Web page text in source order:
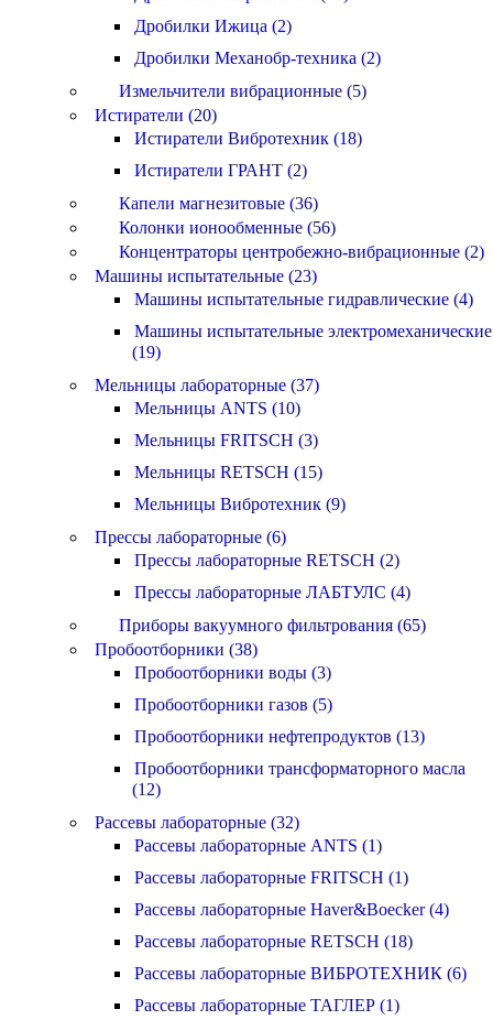
Дробилки Ижица (2)
Дробилки Механобр-техника (2)
Измельчители вибрационные (5)
Истиратели (20)
Истиратели Вибротехник (18)
Истиратели ГРАНТ (2)
Капели магнезитовые (36)
Колонки ионообменные (56)
Концентраторы центробежно-вибрационные (2)
Машины испытательные (23)
Машины испытательные гидравлические (4)
Машины испытательные электромеханические
(19)
Мельницы лабораторные (37)
Мельницы ANTS (10)
Мельницы FRITSCH (3)
Мельницы RETSCH (15)
Мельницы Вибротехник (9)
Прессы лабораторные (6)
Прессы лабораторные RETSCH (2)
Прессы лабораторные ЛАБТУЛС (4)
Приборы вакуумного фильтрования (65)
Пробоотборники (38)
Пробоотборники воды (3)
Пробоотборники газов (5)
Пробоотборники нефтепродуктов (13)
Пробоотборники трансформаторного масла
(12)
Рассевы лабораторные (32)
Рассевы лабораторные ANTS (1)
Рассевы лабораторные FRITSCH (1)
Рассевы лабораторные Haver&Boecker (4)
Рассевы лабораторные RETSCH (18)
Рассевы лабораторные ВИБРОТЕХНИК (6)
Рассевы лабораторные ТАГЛЕР (1)